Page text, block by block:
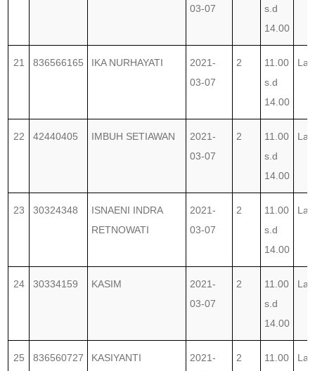
03-07
s.d
14.00
21 836566165 IKA NURHAYATI
2021-
03-07
2
11.00
s.d
14.00
22 42440405 IMBUH SETIAWAN
2021-
03-07
2
11.00
s.d
14.00
23 30324348
ISNAENI INDRA
RETNOWATI
2021-
03-07
2
11.00
s.d
14.00
24 30334159 KASIM
2021-
03-07
2
11.00
s.d
14.00
25 836560727 KASIYANTI
2021-
2
11.00